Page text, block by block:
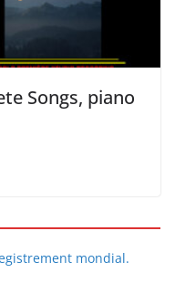
Songs, piano
mondial.